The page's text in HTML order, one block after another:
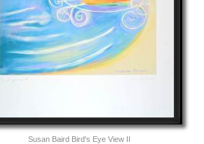
Susan Baird Bird's Eye View II